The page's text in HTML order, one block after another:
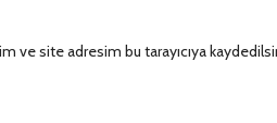
ve site adresim bu tarayıcıya